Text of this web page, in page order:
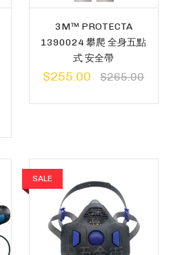
3M™ PROTECTA
1390024 攀爬 全身五點
式 安全帶
$255.00 $265.00
SALE